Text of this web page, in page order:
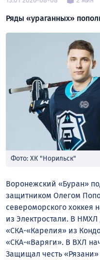
Ряды «ураганных»
Фото: ХК "Норильск"
Воронежский «Буран»
защитником Олегом
североморского хоккея
из Электростали. В
«СКА-«Карелия» из
«СКА-«Варяги». В ВХЛ
Защищал честь